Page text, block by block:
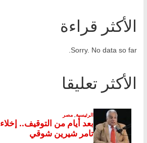
الأكثر قراءة
Sorry. No data so far.
الأكثر تعليقا